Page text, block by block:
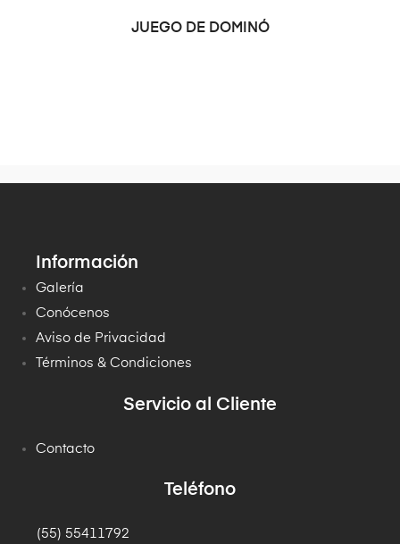
JUEGO DE DOMINÓ
Información
Galería
Conócenos
Aviso de Privacidad
Términos & Condiciones
Servicio al Cliente
Contacto
Teléfono
(55) 55411792